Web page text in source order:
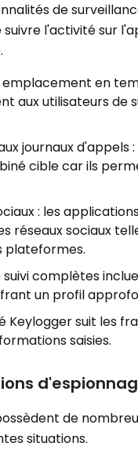
de
l'activité sur
emplacement en
aux utilisateurs de
journaux
cible car ils
: les
réseaux sociaux
plateformes.
suivi complètes
un profil
Keylogger suit les
saisies.
de
situations.